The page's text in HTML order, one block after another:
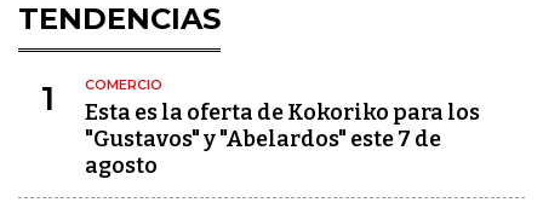
TENDENCIAS
1 COMERCIO
Esta es la oferta de Kokoriko para los
"Gustavos" y "Abelardos" este 7 de
agosto